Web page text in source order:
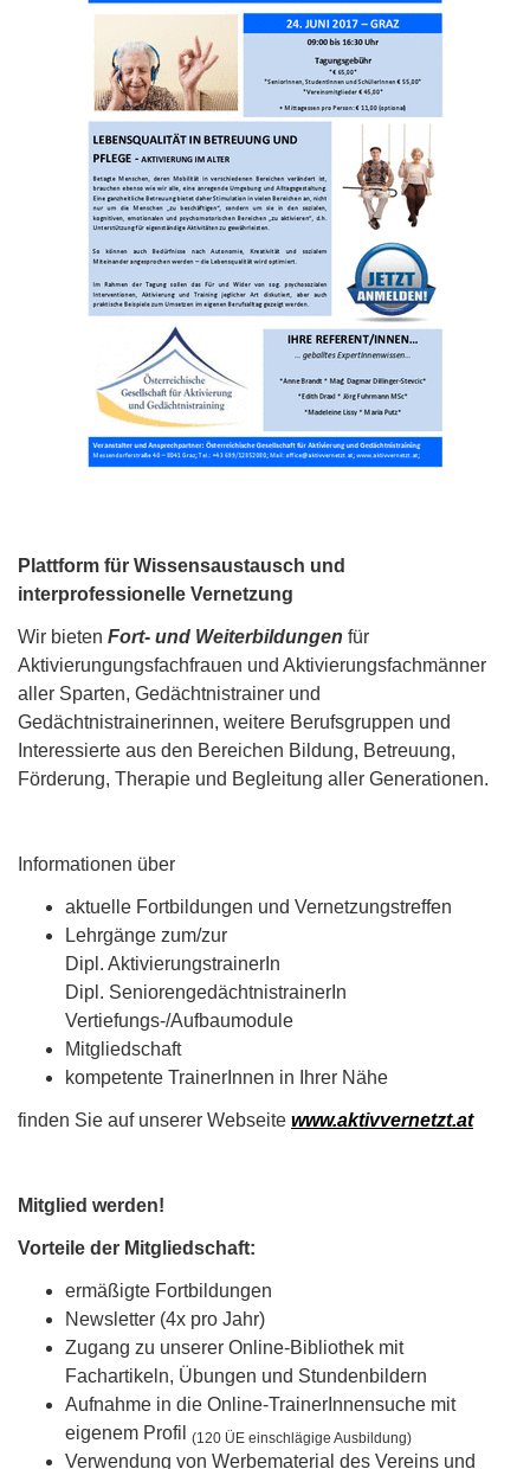
Plattform für Wissensaustausch und
interprofessionelle Vernetzung
Wir bieten Fort- und Weiterbildungen für
Aktivierungungsfachfrauen und Aktivierungsfachmänner
aller Sparten, Gedächtnistrainer und
Gedächtnistrainerinnen, weitere Berufsgruppen und
Interessierte aus den Bereichen Bildung, Betreuung,
Förderung, Therapie und Begleitung aller Generationen.
Informationen über
aktuelle Fortbildungen und Vernetzungstreffen
Lehrgänge zum/zur
Dipl. AktivierungstrainerIn
Dipl. SeniorengedächtnistrainerIn
Vertiefungs-/Aufbaumodule
Mitgliedschaft
kompetente TrainerInnen in Ihrer Nähe
finden Sie auf unserer Webseite www.aktivvernetzt.at
Mitglied werden!
Vorteile der Mitgliedschaft:
ermäßigte Fortbildungen
Newsletter (4x pro Jahr)
Zugang zu unserer Online-Bibliothek mit
Fachartikeln, Übungen und Stundenbildern
Aufnahme in die Online-TrainerInnensuche mit
eigenem Profil
(120 ÜE einschlägige Ausbildung)
Verwendung von Werbematerial des Vereins und